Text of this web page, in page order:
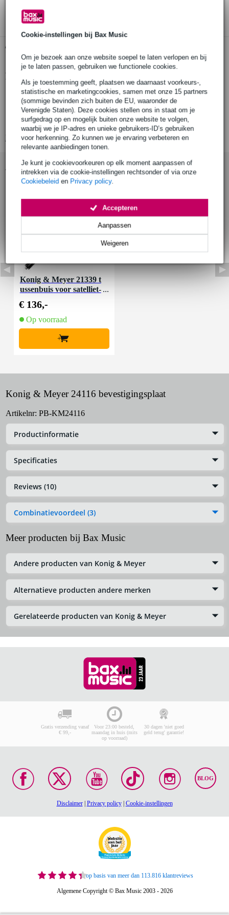
Cookie-instellingen bij Bax Music
Om je bezoek aan onze website soepel te laten verlopen en bij
je te laten passen, gebruiken we functionele cookies.
Als je toestemming geeft, plaatsen we daarnaast voorkeurs-,
statistische en marketingcookies, samen met onze 15 partners
(sommige bevinden zich buiten de EU, waaronder de
Verenigde Staten). Deze cookies stellen ons in staat om je
surfgedrag op en mogelijk buiten onze website te volgen,
waarbij we je IP-adres en unieke gebruikers-ID’s gebruiken
voor herkenning. Zo kunnen we je ervaring verbeteren en
relevante aanbiedingen tonen.
Je kunt je cookievoorkeuren op elk moment aanpassen of
intrekken via de cookie-instellingen rechtsonder of via onze
Cookiebeleid en Privacy policy.
Weigeren
Aanpassen
Accepteren
Productinformatie
zwarte bevestigingsplaat
materiaal: zink gietijzer
diameter: 105mm
Bekijk alle productspecificaties
Accessoires (1)
Konig & Meyer 21339 t
ussenbuis voor satelliet-
€ 136,-
Op voorraad
+
Konig & Meyer 24116 bevestigingsplaat
Artikelnr: PB-KM24116
Productinformatie
Specificaties
Reviews (10)
Combinatievoordeel (3)
Meer producten bij Bax Music
Andere producten van Konig & Meyer
Alternatieve producten andere merken
Gerelateerde producten van Konig & Meyer
Gratis verzending vanaf
€ 99,-
Voor 23:00 besteld,
maandag in huis (mits
op voorraad)
30 dagen 'niet goed
geld terug' garantie!
BLOG
Disclaimer| Privacy policy| Cookie-instellingen
op basis van meer dan 113.816 klantreviews
Algemene Copyright © Bax Music 2003 - 2026